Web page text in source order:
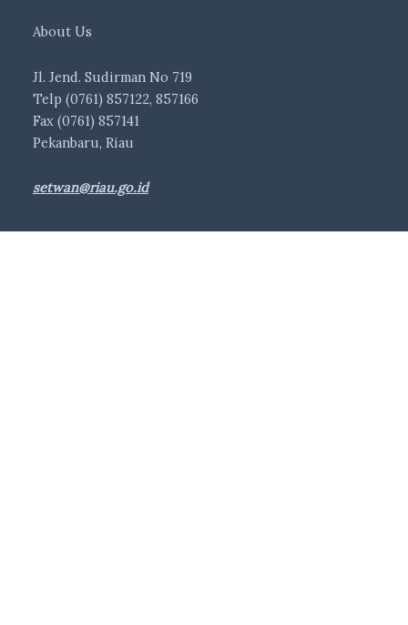
About Us
Jl. Jend. Sudirman No 719
Telp (0761) 857122, 857166
Fax (0761) 857141
Pekanbaru, Riau
setwan@riau.go.id